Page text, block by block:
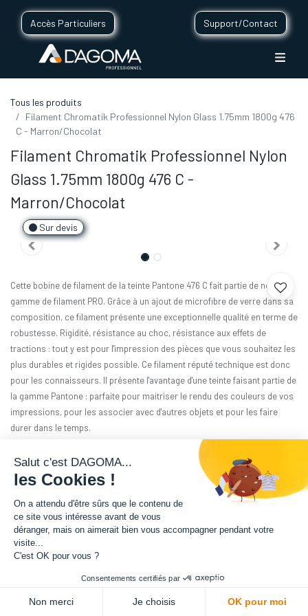
Accès Particuliers Support/Contact
Tous les produits
Filament Chromatik Professionnel Nylon Glass 1.75mm 1800g 476
C - Marron/Chocolat
Filament Chromatik Professionnel Nylon
Glass 1.75mm 1800g 476 C -
Marron/Chocolat
Sur devis
Cette bobine de filament de la teinte Pantone 476 C fait partie de notre
gamme de filament PRO. Grâce à un ajout de microfibre de verre dans sa
composition, ce filament présente une exceptionnelle qualité en terme de
robustesse. Rigidité, résistance au choc, résistance aux effets de
tractions : tout y est pour l'impression des pièces que vous souhaitez les
plus durables et rigides possible. Ce filament réputé technique est donc
pour les connaisseurs. Il présente l'avantage d'une teinte faisant partie de
la gamme Pantone : parfaite pour maitriser le rendu des couleurs de vos
impressions, pour les associer avec d'autres objets et pour les faire
durer dans le temps.
Matière : PA12-GF
Grammage : 1800 g
Couleur : Chocolat
Salut c'est DAGOMA...
les Cookies !
On a attendu d'être sûrs que le contenu de
ce site vous intéresse avant de vous
déranger, mais on aimerait bien vous accompagner pendant votre
visite...
C'est OK pour vous ?
Consentements certifiés par
Non merci Je choisis OK pour moi